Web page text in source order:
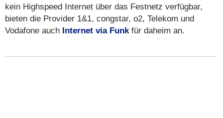
kein Highspeed Internet über das Festnetz verfügbar,
bieten die Provider 1&1, congstar, o2, Telekom und
Vodafone auch Internet via Funkfür daheim an.